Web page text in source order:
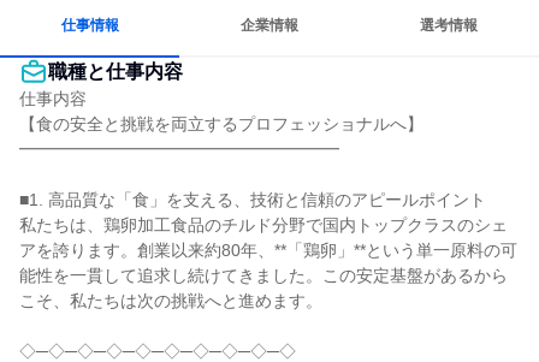
仕事情報 企業情報 選考情報
職種と仕事内容
仕事内容
【食の安全と挑戦を両立するプロフェッショナルへ】
━━━━━━━━━━━━━━━━━━━
■1. 高品質な「食」を支える、技術と信頼のアピールポイント
私たちは、鶏卵加工食品のチルド分野で国内トップクラスのシェ
アを誇ります。創業以来約80年、**「鶏卵」**という単一原料の可
能性を一貫して追求し続けてきました。この安定基盤があるから
こそ、私たちは次の挑戦へと進めます。
◇─◇─◇─◇─◇─◇─◇─◇─◇─◇